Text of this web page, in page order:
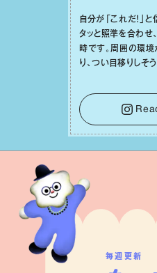
⾃分が「これだ！」
タッと照準を合わせ
時です。周囲の環境
り、つい⽬移りしそ
をそっと⼿放し、⽬
しょう。そのブレな
って有意義で安定
す。
毎週更新